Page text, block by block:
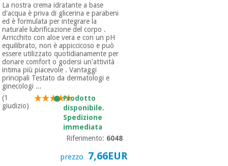
Veterinario
Ortopedia
Strumenti
chirurgici
(liquidazione)
Sport
e
giochi
Armadi
sanitari
La nostra crema idratante a base
d'acqua è priva di glicerina e parabeni
ed è formulata per integrare la
naturale lubrificazione del corpo .
Arricchito con aloe vera e con un pH
equilibrato, non è appiccicoso e può
essere utilizzato quotidianamente per
donare comfort o godersi un'attività
intima più piacevole . Vantaggi
principali Testato da dermatologi e
ginecologi ...
(1
giudizio)
Prodotto
disponibile.
Spedizione
immediata
Riferimento: 6048
prezzo 7,66EUR